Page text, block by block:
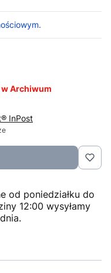
Archiwum
InPost
od poniedziałku do
12:00 wysyłamy